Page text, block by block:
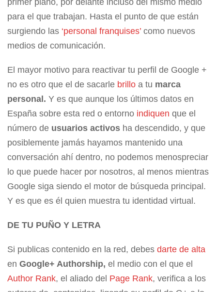
primer plano, por delante incluso del mismo medio
para el que trabajan. Hasta el punto de que están
surgiendo las ‘personal franquises’ como nuevos
medios de comunicación.
El mayor motivo para reactivar tu perfil de Google +
no es otro que el de sacarle brillo a tu marca
personal. Y es que aunque los últimos datos en
España sobre esta red o entorno indiquen que el
número de usuarios activos ha descendido, y que
posiblemente jamás hayamos mantenido una
conversación ahí dentro, no podemos menospreciar
lo que puede hacer por nosotros, al menos mientras
Google siga siendo el motor de búsqueda principal.
Y es que es él quien muestra tu identidad virtual.
DE TU PUÑO Y LETRA
Si publicas contenido en la red, debes darte de alta
en Google+ Authorship, el medio con el que el
Author Rank, el aliado del Page Rank, verifica a los